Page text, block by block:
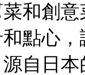
和創
點心
源自日